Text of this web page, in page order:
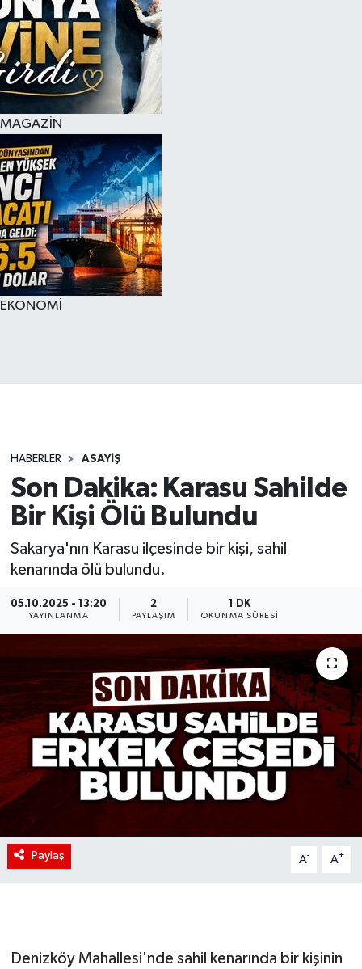
MAGAZİN
EKONOMİ
HABERLER ASAYİŞ
Son Dakika: Karasu Sahilde
Bir Kişi Ölü Bulundu
Sakarya'nın Karasu ilçesinde bir kişi, sahil
kenarında ölü bulundu.
05.10.2025 - 13:20
YAYINLANMA
2
PAYLAŞIM
1 DK
OKUNMA SÜRESI
Paylaş A- A+
Denizköy Mahallesi'nde sahil kenarında bir kişinin